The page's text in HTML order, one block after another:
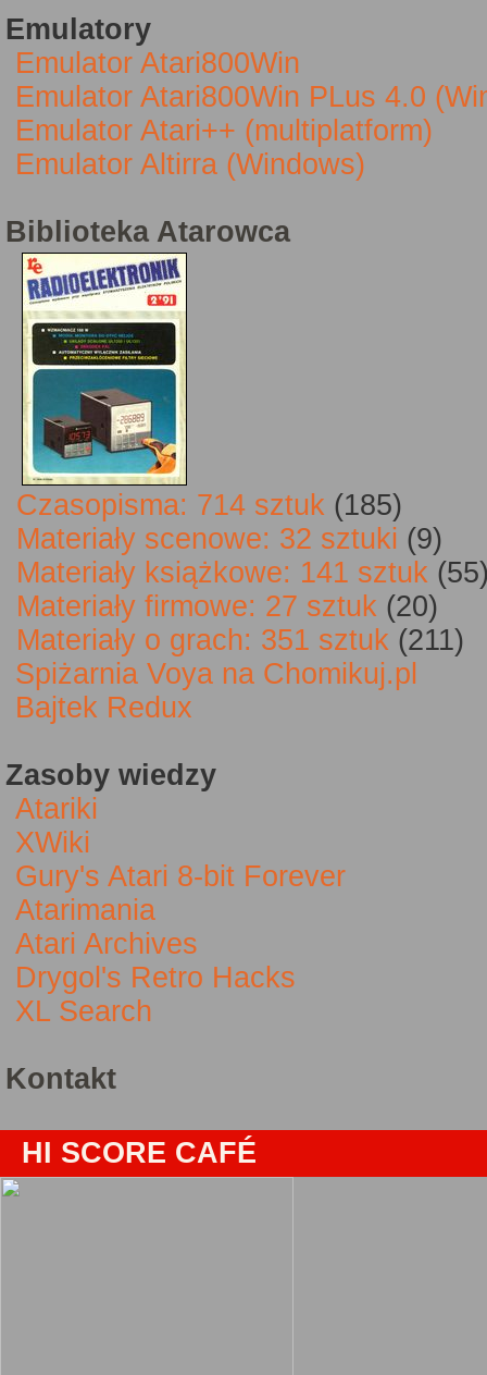
Emulatory
Emulator Atari800Win
Emulator Atari800Win PLus 4.0
Emulator Atari++ (multiplatform)
Emulator Altirra (Windows)
Biblioteka Atarowca
Czasopisma: 714 sztuk (185)
Materiały scenowe: 32 sztuki (9)
Materiały książkowe: 141 sztuk
Materiały firmowe: 27 sztuk (20)
Materiały o grach: 351 sztuk (211)
Spiżarnia Voya na Chomikuj.pl
Bajtek Redux
Zasoby wiedzy
Atariki
XWiki
Gury's Atari 8-bit Forever
Atarimania
Atari Archives
Drygol's Retro Hacks
XL Search
Kontakt
HI SCORE CAFÉ